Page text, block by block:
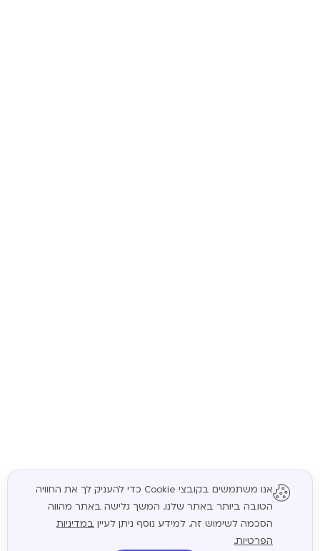
המשך
אנו משתמשים בקובצי Cookie כדי להעניק לך את החוויה
הטובה ביותר באתר שלנו. המשך גלישה באתר מהווה
הסכמה לשימוש זה. למידע נוסף ניתן לעיין במדיניות
הפרטיות.